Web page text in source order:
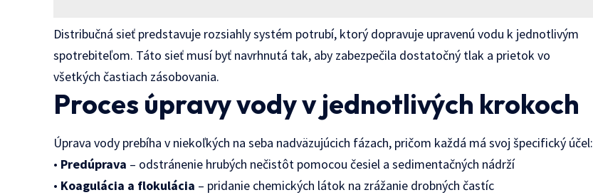
Distribučná sieť predstavuje rozsiahly systém potrubí, ktorý dopravuje upravenú vodu k jednotlivým
spotrebiteľom. Táto sieť musí byť navrhnutá tak, aby zabezpečila dostatočný tlak a prietok vo
všetkých častiach zásobovania.
Proces úpravy vody v jednotlivých krokoch
Úprava vody prebíha v niekoľkých na seba nadväzujúcich fázach, pričom každá má svoj špecifický účel:
• Predúprava – odstránenie hrubých nečistôt pomocou česiel a sedimentačných nádrží
• Koagulácia a flokulácia – pridanie chemických látok na zrážanie drobných častíc